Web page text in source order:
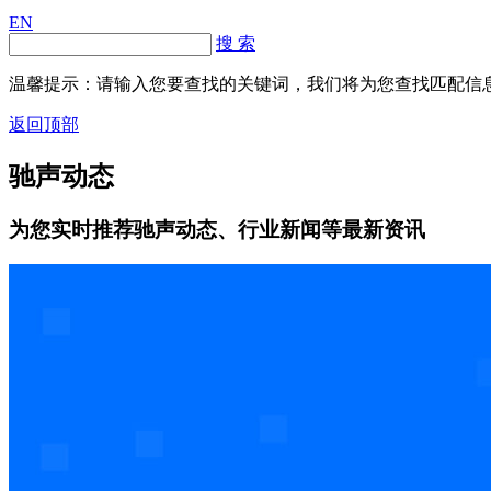
EN
搜 索
温馨提示：请输入您要查找的关键词，我们将为您查找匹配信
返回顶部
驰声动态
为您实时推荐驰声动态、行业新闻等最新资讯